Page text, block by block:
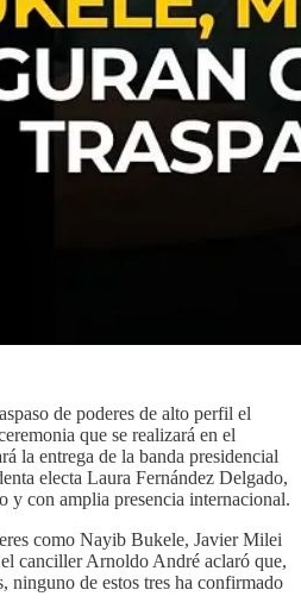
de poderes de alto perfil el
que se realizará en el
la entrega de la banda presidencial
electa Laura Fernández Delgado,
y con amplia presencia internacional.
como Nayib Bukele, Javier Milei
canciller Arnoldo André aclaró que,
ninguno de estos tres ha confirmado